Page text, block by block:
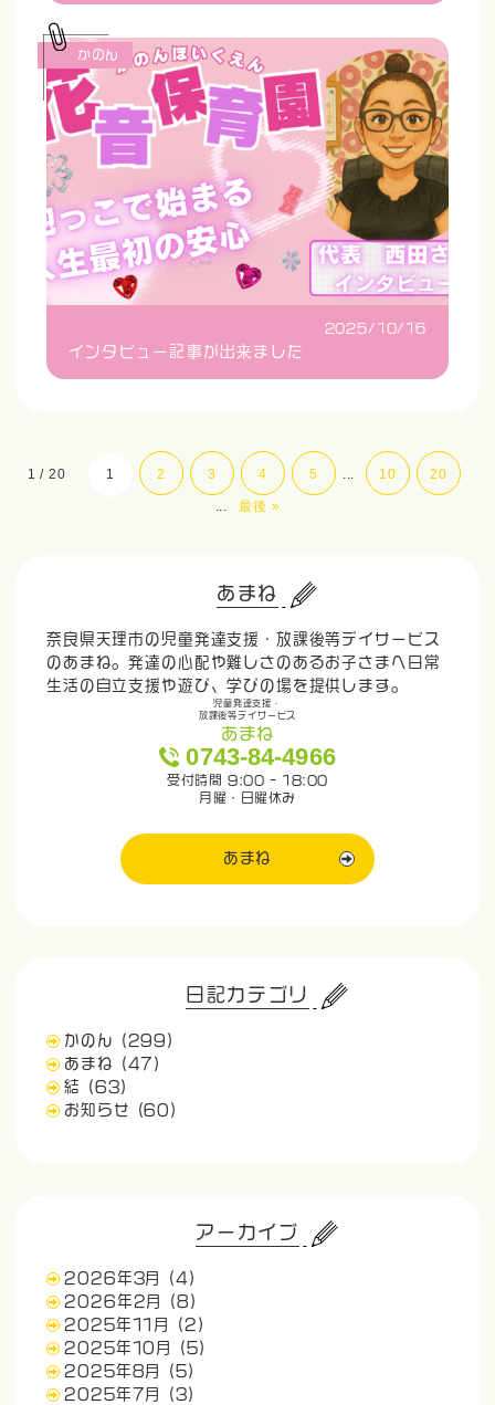
2025/10/16
インタビュー記事が出来ました
かのん
1 / 20 1 2 3 4 5 ... 10 20
... 最後 »
あまね
奈良県天理市の児童発達支援・放課後等デイサービス
のあまね。発達の心配や難しさのあるお子さまへ日常
生活の自立支援や遊び、学びの場を提供します。
児童発達支援・
放課後等デイサービス
あまね
0743-84-4966
受付時間 9:00 - 18:00
月曜・日曜休み
あまね
日記カテゴリ
かのん
(299)
あまね
(47)
結
(63)
お知らせ
(60)
アーカイブ
2026年3月
(4)
2026年2月
(8)
2025年11月
(2)
2025年10月
(5)
2025年8月
(5)
2025年7月
(3)